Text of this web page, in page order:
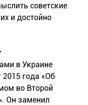
советские
и достойно
в Украине
года «Об
во Второй
Он заменил